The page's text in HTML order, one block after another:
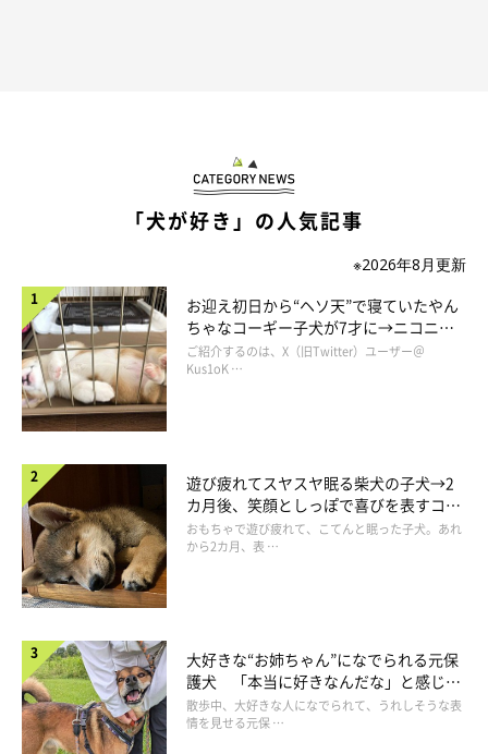
幸池重季（だんな）
「いぬのきもち」ほか、児童書や教育誌イラストを中心としたイ
ラスト制作をはじめ、パッケージイラスト、ゲームイラスト、キ
日本プロ野球「オリックス・バファローズ」の公式マスコットの
デザインを手がける（バファローブル・バファローベル）京都在
住。
「あうんのてんぽ」本編では、だんなとして登場する。
「犬が好き」の人気記事
※2026年8月更新
お迎え初日から“ヘソ天”で寝ていたやん
ちゃなコーギー子犬が7才に→ニコニ
コ“コーギースマイル”が魅力のコに成
長！
ご紹介するのは、X（旧Twitter）ユーザー＠
Kus1oK …
遊び疲れてスヤスヤ眠る柴犬の子犬→2
カ月後、笑顔としっぽで喜びを表すコに
成長！
おもちゃで遊び疲れて、こてんと眠った子犬。あれ
から2カ月、表 …
大好きな“お姉ちゃん”になでられる元保
護犬 「本当に好きなんだな」と感じる
表情にほっこり
散歩中、大好きな人になでられて、うれしそうな表
情を見せる元保 …